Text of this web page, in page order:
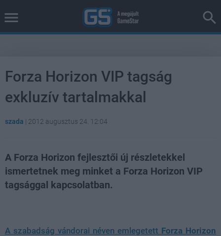
Forza Horizon VIP tagság
exkluzív tartalmakkal
szada | 2012 augusztus 24. 12:04
A Forza Horizon fejlesztői új részletekkel
ismertetnek meg minket a Forza Horizon VIP
tagsággal kapcsolatban.
A szabadság vándorai néven emlegetett Forza Horizon